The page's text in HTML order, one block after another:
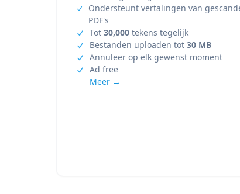
Ondersteunt vertalingen van
PDF's
Tot 30,000 tekens tegelijk
Bestanden uploaden tot 30 MB
Annuleer op elk gewenst moment
Ad free
Meer →